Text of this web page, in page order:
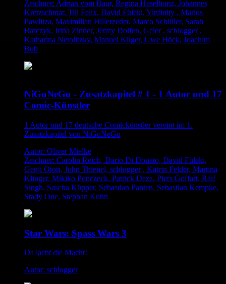
Zeichner: Adrian vom Baur, Regina Haselhorst, Johannes
Kretzschmar, Till Felix, David Füleki, Yinfinity , Marius
Pawlitza, Maximilian Hillerzeder, Marco Schüller, Sarah
Barczyk, Irina Zinner, Jenny Dolfen, Geier , schlogger ,
Katharina Netolitzky, Manuel Kilger, Uwe Höck, Joachim
Bub
NiGuNeGu - Zusatzkapitel # 1 - 1 Autor und 17
Comic-Künstler
1 Autor und 17 deutsche Comickünstler vereint im 1.
Zusatzkapitel von NiGuNeGu
Autor: Oliver Mielke
Zeichner: Carolin Reich, Dario Di Donato, David Füleki,
Genji Otori, John Thienel, schlogger , Katrin Felder, Martina
Klinger, Mikiko Ponczeck, Patrick Deza, Piers Goffart, Ralf
Singh, Sascha Küpper, Sebastian Panten, Sebastian Kempke,
Stady One, Stephan Kuhn
Star Wars: Spass Wars 3
Da lacht die Macht!
Autor: schlogger